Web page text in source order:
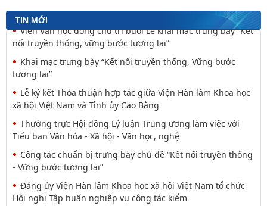
TIN MỚI
Nguyễn Huy Thiệp: Thiên nhiên như biểu tượng và
nguyên tắc tâm linh (Một khía cạnh của mã văn hóa
Viện Văn học đồng chủ trì buổi Lễ khai mạc trưng bày “Kết
nối truyền thống, vững bước tương lai”
Khai mạc trưng bày “Kết nối truyền thống, Vững bước
tương lai”
Lễ ký kết Thỏa thuận hợp tác giữa Viện Hàn lâm Khoa học
xã hội Việt Nam và Tỉnh ủy Cao Bằng
Thường trực Hội đồng Lý luận Trung ương làm việc với
Tiểu ban Văn hóa - Xã hội - Văn học, nghệ
Công tác chuẩn bị trưng bày chủ đề “Kết nối truyền thống
- Vững bước tương lai”
Đảng ủy Viện Hàn lâm Khoa học xã hội Việt Nam tổ chức